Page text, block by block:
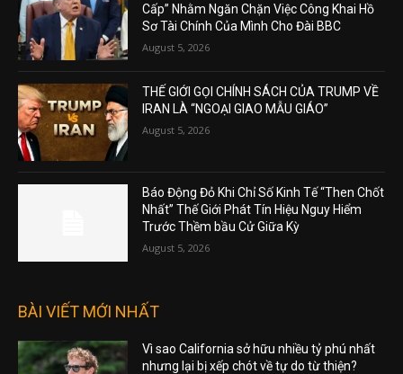
Cấp” Nhằm Ngăn Chặn Việc Công Khai Hồ
Sơ Tài Chính Của Mình Cho Đài BBC
August 5, 2026
THẾ GIỚI GỌI CHÍNH SÁCH CỦA TRUMP VỀ
IRAN LÀ “NGOẠI GIAO MẪU GIÁO”
August 5, 2026
Báo Động Đỏ Khi Chỉ Số Kinh Tế “Then Chốt
Nhất” Thế Giới Phát Tín Hiệu Nguy Hiểm
Trước Thềm bầu Cử Giữa Kỳ
August 5, 2026
BÀI VIẾT MỚI NHẤT
Vì sao California sở hữu nhiều tỷ phú nhất
nhưng lại bị xếp chót về tự do từ thiện?